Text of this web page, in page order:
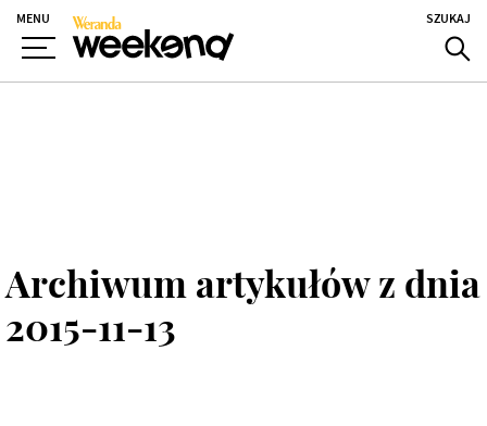
MENU SZUKAJ
Archiwum artykułów z dnia
2015-11-13